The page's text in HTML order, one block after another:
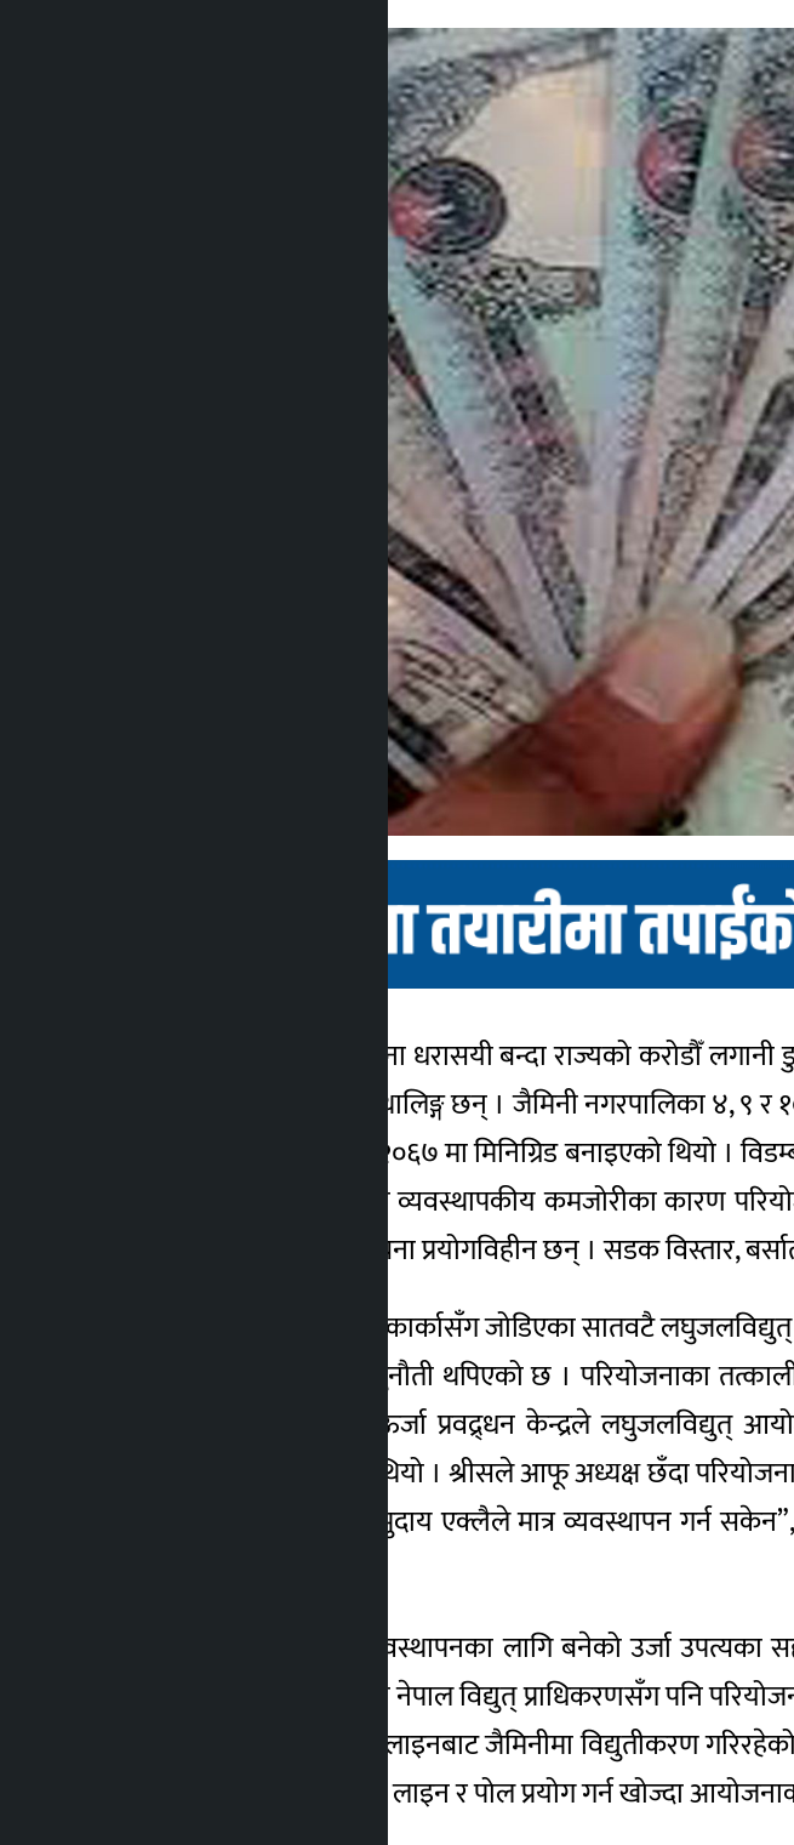
बागलुङ । मिनिग्रिड परियोजना धरासयी बन्दा राज्यको करोडौँ
जोड्न बनाइएका पूर्वाधार लथालिङ्ग छन् । जैमिनी नगरपालिका ४,
राष्ट्रिय प्रसारणमा दिन वि.सं २०६७ मा मिनिग्रिड बनाइएको थियो ।
दुई वर्षसम्म जेनतेन चले पनि व्यवस्थापकीय कमजोरीका कारण
पोल, ट्रान्सफर्मरलगायत संरचना प्रयोगविहीन छन् । सडक विस्तार,
केही समय मिनिग्रिडमार्फत एकार्कासँग जोडिएका सातवटै
आयोजना सञ्चालनमा पनि चुनौती थपिएको छ । परियोजनाका
भएको बताए । वैकल्पिक ऊर्जा प्रवद्र्धन केन्द्रले लघुजलविद्युत्
परियोजनामा लगानी गरेको थियो । श्रीसले आफू अध्यक्ष छँदा
पनि इच्छाशक्ति देखाएन, समुदाय एक्लैले मात्र व्यवस्थापन गर्न
परियोजना सञ्चालन तथा व्यवस्थापनका लागि बनेको उर्जा उपत्यका
राष्ट्रिय प्रसारण लाइनमा गाभ्न नेपाल विद्युत् प्राधिकरणसँग पनि
प्राधिकरणले आफ्नै प्रसारण लाइनबाट जैमिनीमा विद्युतीकरण
विस्तारका क्रममा मिनिग्रिडकै लाइन र पोल प्रयोग गर्न खोज्दा